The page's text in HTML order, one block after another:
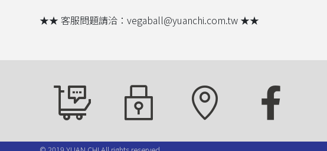
★★ 客服問題請洽：vegaball@yuanchi.com.tw ★★